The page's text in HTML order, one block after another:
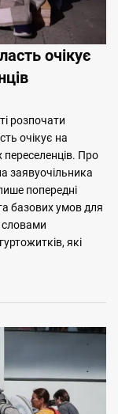
очікує
розпочати
очікує на
Про
заявуочільника
попередні
базових умов для
словами
які